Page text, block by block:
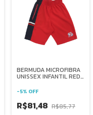
BERMUDA MICROFIBRA
UNISSEX INFANTIL REDE
-5% OFF
R$81,48 R$85,77